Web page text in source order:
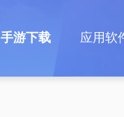
手游下载 应用软